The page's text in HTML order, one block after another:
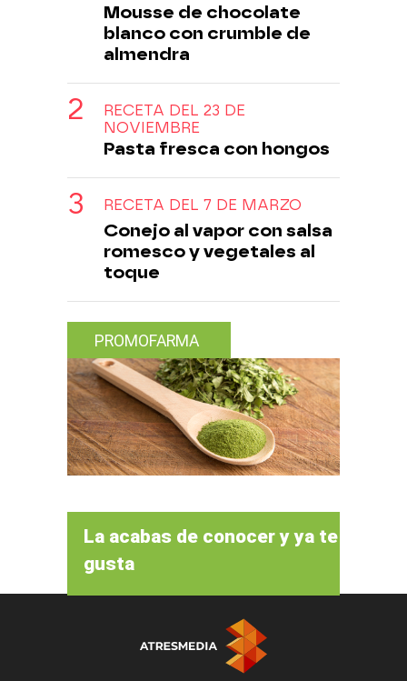
Mousse de chocolate
blanco con crumble de
almendra
RECETA DEL 23 DE
NOVIEMBRE
Pasta fresca con hongos
RECETA DEL 7 DE MARZO
Conejo al vapor con salsa
romesco y vegetales al
toque
PROMOFARMA
La acabas de conocer y ya te
gusta